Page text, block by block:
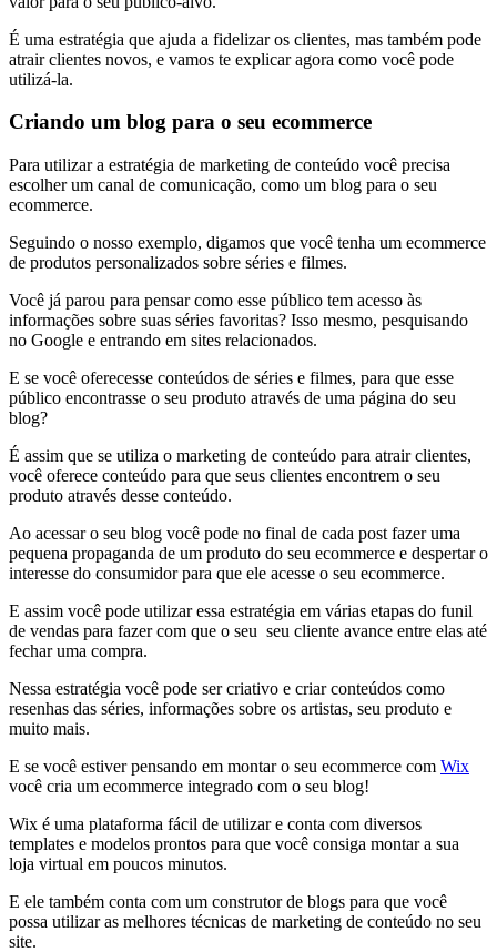
É uma estratégia que ajuda a fidelizar os clientes, mas também pode
atrair clientes novos, e vamos te explicar agora como você pode
utilizá-la.
Criando um blog para o seu ecommerce
Para utilizar a estratégia de marketing de conteúdo você precisa
escolher um canal de comunicação, como um blog para o seu
ecommerce.
Seguindo o nosso exemplo, digamos que você tenha um ecommerce
de produtos personalizados sobre séries e filmes.
Você já parou para pensar como esse público tem acesso às
informações sobre suas séries favoritas? Isso mesmo, pesquisando
no Google e entrando em sites relacionados.
E se você oferecesse conteúdos de séries e filmes, para que esse
público encontrasse o seu produto através de uma página do seu
blog?
É assim que se utiliza o marketing de conteúdo para atrair clientes,
você oferece conteúdo para que seus clientes encontrem o seu
produto através desse conteúdo.
Ao acessar o seu blog você pode no final de cada post fazer uma
pequena propaganda de um produto do seu ecommerce e despertar o
interesse do consumidor para que ele acesse o seu ecommerce.
E assim você pode utilizar essa estratégia em várias etapas do funil
de vendas para fazer com que o seu seu cliente avance entre elas até
fechar uma compra.
Nessa estratégia você pode ser criativo e criar conteúdos como
resenhas das séries, informações sobre os artistas, seu produto e
muito mais.
E se você estiver pensando em montar o seu ecommerce com Wix
você cria um ecommerce integrado com o seu blog!
Wix é uma plataforma fácil de utilizar e conta com diversos
templates e modelos prontos para que você consiga montar a sua
loja virtual em poucos minutos.
E ele também conta com um construtor de blogs para que você
possa utilizar as melhores técnicas de marketing de conteúdo no seu
site.